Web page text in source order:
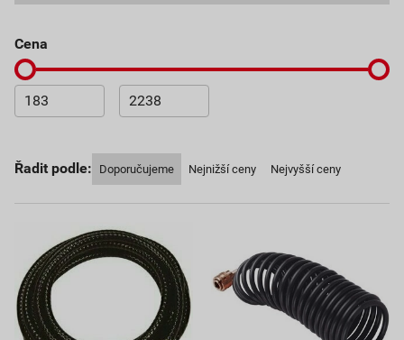
cena
Řadit podle: Doporučujeme Nejnižší ceny Nejvyšší ceny